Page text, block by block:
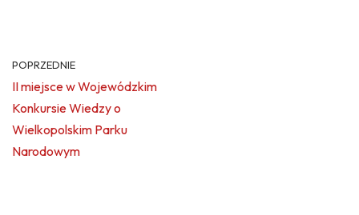
POPRZEDNIE
II miejsce w Wojewódzkim
Konkursie Wiedzy o
Wielkopolskim Parku
Narodowym